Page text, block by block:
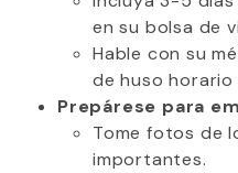
en su bolsa de
Hable con su
de huso horario
Prepárese para
Tome fotos de
importantes.